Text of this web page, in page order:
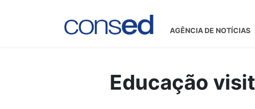
AGÊNCIA DE NOTÍCIAS
Educação